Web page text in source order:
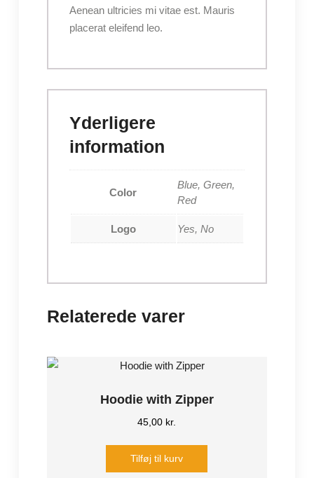
Aenean ultricies mi vitae est. Mauris
placerat eleifend leo.
Yderligere
information
Color
Blue, Green,
Red
Logo Yes, No
Relaterede varer
Hoodie with Zipper
45,00 kr.
Tilføj til kurv